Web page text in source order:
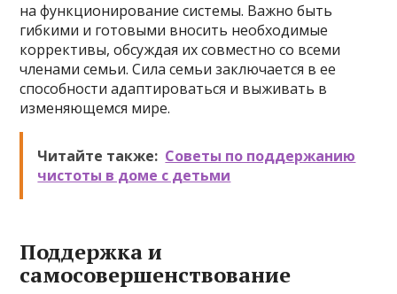
на функционирование системы. Важно быть
гибкими и готовыми вносить необходимые
коррективы, обсуждая их совместно со всеми
членами семьи. Сила семьи заключается в ее
способности адаптироваться и выживать в
изменяющемся мире.
Читайте также: Советы по поддержанию
чистоты в доме с детьми
Поддержка и
самосовершенствование